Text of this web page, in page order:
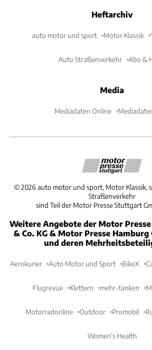
Heftarchiv
auto motor und sport Motor Klassik
Auto Straßenverkehr Abo &
Media
Mediadaten Online
©2026 auto motor und sport, Motor Klassik,
Straßenverkehr
sind Teil der Motor Presse Stuttgart
Weitere Angebote der Motor
& Co. KG & Motor Presse Hamburg
und deren
Aerokurier Auto Motor und Sport BikeX
Flugrevue Klettern mehr-tanken
Motorradonline Outdoor Promobil
Women's Health